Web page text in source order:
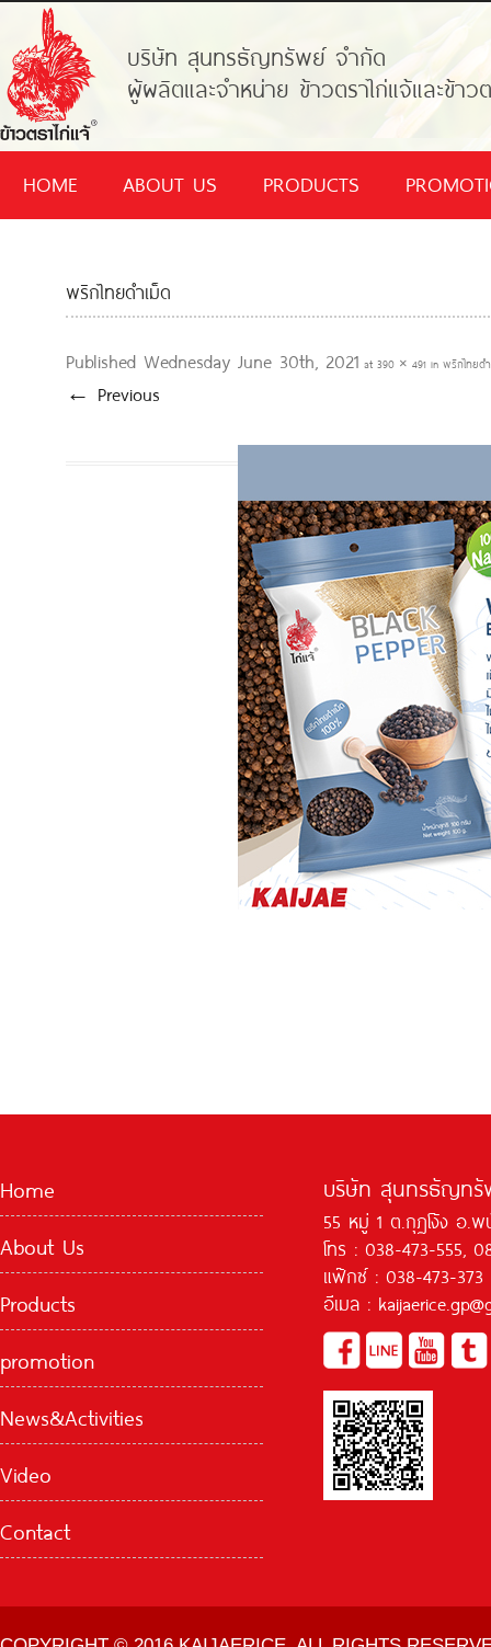
บริษัท สุนทรธัญทรัพย์ จำกัด
ผู้ผลิตและจำหน่าย ข้าวตราไก่แจ้และข้าวต
HOME ABOUT US PRODUCTS
พริกไทยดำเม็ด
Published Wednesday June 30th, 2021 at 390 × 491 in พริกไทยด
← Previous
Home
About Us
Products
promotion
News&Activities
Video
Contact
บริษัท สุนทรธัญทรั
55 หมู่ 1 ต.กุฏโง้ง อ.
โทร : 038-473-555,
แฟ๊กซ์ : 038-473-373
อีเมล :